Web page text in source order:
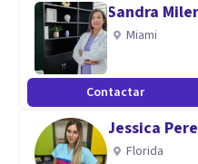
Conocimiento en:
*Intervención en población
parejas.
*Diseño e implementación
*Aplicación e interpretación
*Enfoque cognitivo
Sandra
Miami
Contactar
Jessica
Florida